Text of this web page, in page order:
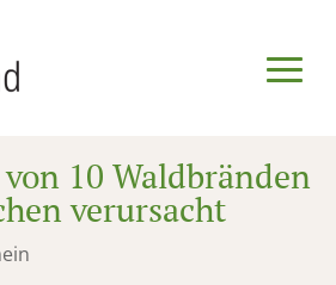
10 Waldbränden
verursacht